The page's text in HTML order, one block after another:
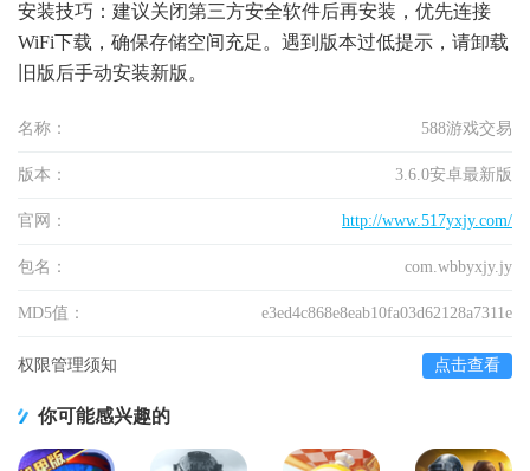
安装技巧：建议关闭第三方安全软件后再安装，优先连接
WiFi下载，确保存储空间充足。遇到版本过低提示，请卸载
旧版后手动安装新版。
名称： 588游戏交易
版本： 3.6.0安卓最新版
官网： http://www.517yxjy.com/
包名： com.wbbyxjy.jy
MD5值： e3ed4c868e8eab10fa03d62128a7311e
权限管理须知 点击查看
你可能感兴趣的